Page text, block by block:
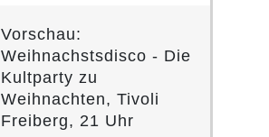
Vorschau:
Weihnachstsdisco - Die
Kultparty zu
Weihnachten, Tivoli
Freiberg, 21 Uhr